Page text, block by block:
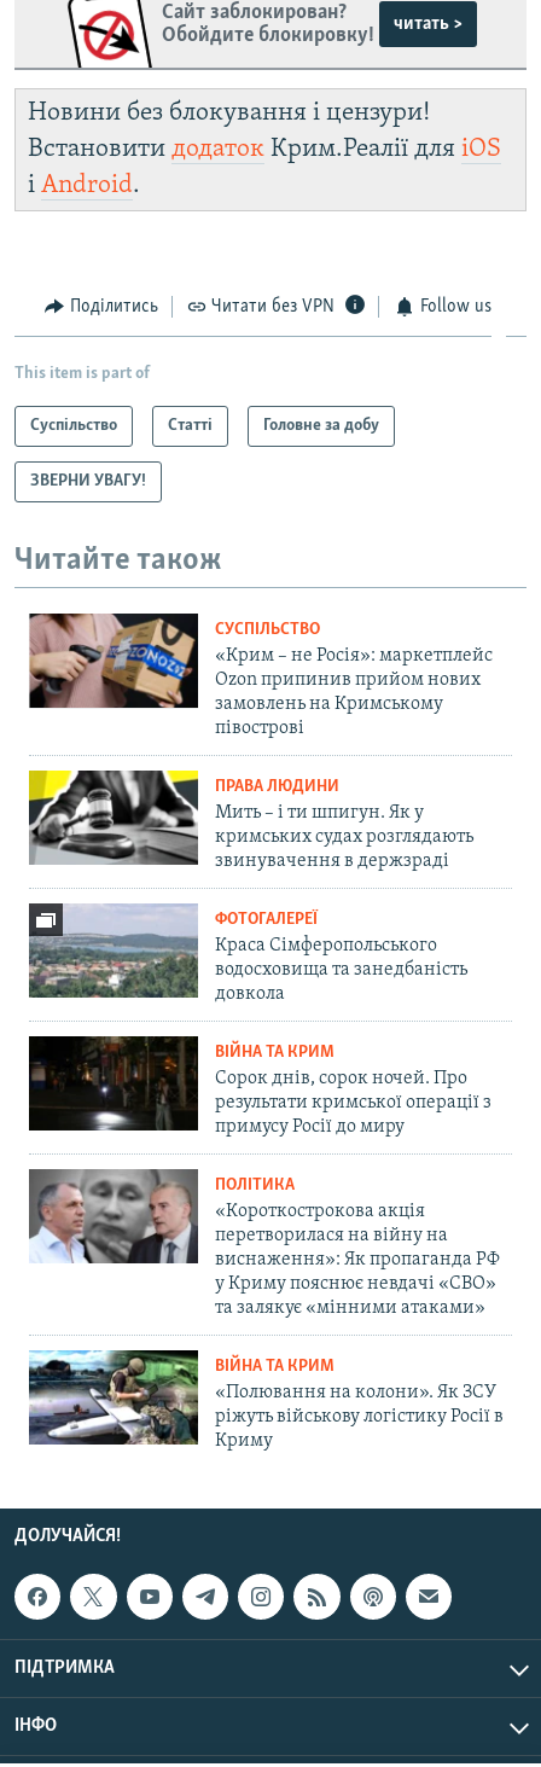
s
i
d
e
Сайт заблокирован?
Обойдите блокировку!
читать >
Новини без блокування і цензури!
Встановити додаток Крим.Реалії для iOS
і Android.
Поділитись Читати без VPN Follow us
This item is part of
Суспільство Статті Головне за добу
ЗВЕРНИ УВАГУ!
Читайте також
СУСПІЛЬСТВО
«Крим – не Росія»: маркетплейс
Ozon припинив прийом нових
замовлень на Кримському
півострові
ПРАВА ЛЮДИНИ
Мить – і ти шпигун. Як у
кримських судах розглядають
звинувачення в держзраді
ФОТОГАЛЕРЕЇ
Краса Сімферопольського
водосховища та занедбаність
довкола
ВІЙНА ТА КРИМ
Сорок днів, сорок ночей. Про
результати кримської операції з
примусу Росії до миру
ПОЛІТИКА
«Короткострокова акція
перетворилася на війну на
виснаження»: Як пропаганда РФ
у Криму пояснює невдачі «СВО»
та залякує «мінними атаками»
ВІЙНА ТА КРИМ
«Полювання на колони». Як ЗСУ
ріжуть військову логістику Росії в
Криму
ДОЛУЧАЙСЯ!
ПІДТРИМКА
ІНФО